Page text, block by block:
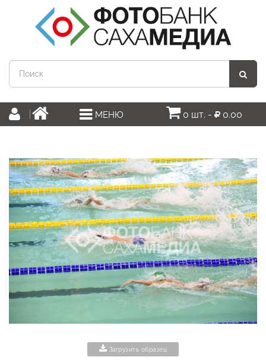
МЕНЮ 0 шт. - 0.00
Загрузить образец